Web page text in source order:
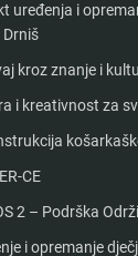
uređenja i
kroz znanje i
i kreativnost za
CE
2 – Podrška
i opremanje